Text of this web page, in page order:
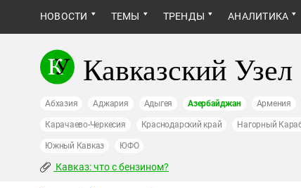
НОВОСТИ ТЕМЫ ТРЕНДЫ АНАЛИТИКА
Кавказский Узел
Абхазия Аджария Адыгея Азербайджан Армения
Карачаево-Черкесия Краснодарский край Нагорный
Южный Кавказ ЮФО
Кавказ: что с бензином?